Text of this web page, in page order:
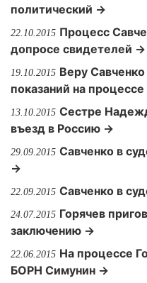
политический →
22.10.2015 Процесс
допросе свидетелей →
19.10.2015 Веру
показаний на
13.10.2015 Сестре
въезд в Россию →
29.09.2015 Савченко в
→
22.09.2015 Савченко в
24.07.2015 Горячев
заключению →
22.06.2015 На процессе
БОРН Симунин →